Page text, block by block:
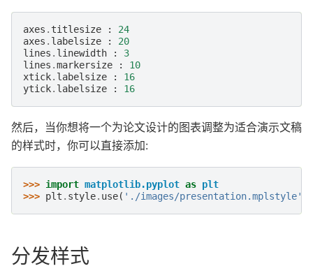
axes . titlesize :
24
axes . labelsize :
20
lines . linewidth :
3
lines .markersize :
10
xtick. labelsize :
16
ytick. labelsize : 16
然后，当你想将一个为论文设计的图表调整为适合演示文稿
的样式时，你可以直接添加:
>>> import matplotlib.pyplot as plt
>>> plt . style. use( './images/presentation.mplstyle'
分发样式